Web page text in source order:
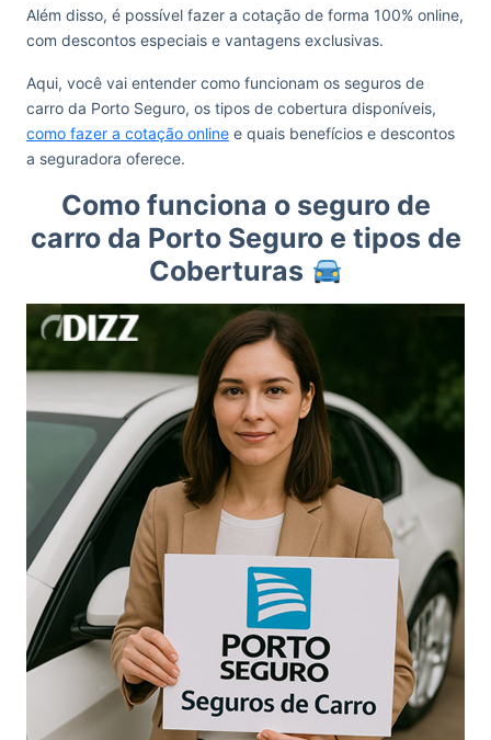
Além disso, é possível fazer a cotação de forma 100% online,
com descontos especiais e vantagens exclusivas.
Aqui, você vai entender como funcionam os seguros de
carro da Porto Seguro, os tipos de cobertura disponíveis,
como fazer a cotação online e quais benefícios e descontos
a seguradora oferece.
Como funciona o seguro de
carro da Porto Seguro e tipos de
Coberturas